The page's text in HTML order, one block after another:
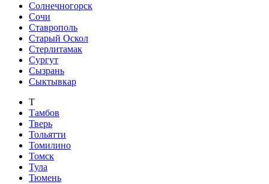
Солнечногорск
Сочи
Ставрополь
Старый Оскол
Стерлитамак
Сургут
Сызрань
Сыктывкар
Т
Тамбов
Тверь
Тольятти
Томилино
Томск
Тула
Тюмень